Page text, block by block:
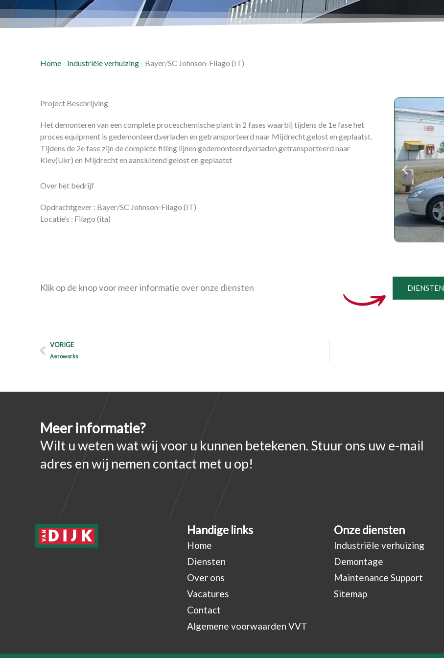
Home - Industriële verhuizing - Bayer/SC Johnson-Filago (IT)
Project Beschrijving
Het demonteren van een complete proceschemische plant in 2 fases waarbij tijdens de 1e fase het
proces equipment is gedemonteerd,verladen en getransporteerd naar Mijdrecht,gelost en geplaatst.
Tijdens de 2e fase zijn de complete filling lijnen gedemonteerd,verladen,getransporteerd naar
Kiev(Ukr) en Mijdrecht en aansluitend gelost en geplaatst
Over het bedrijf
Opdrachtgever : Bayer/SC Johnson-Filago (IT)
Locatie’s : Filago (ita)
Klik op de knop voor meer informatie over onze diensten DIENSTEN
Prev
VORIGE
Aeroworks
Meer informatie?
Wilt u weten wat wij voor u kunnen betekenen. Stuur ons uw e-mail
adres en wij nemen contact met u op!
Handige links
Home
Diensten
Over ons
Vacatures
Contact
Algemene voorwaarden VVT
Onze diensten
Industriële verhuizing
Demontage
Maintenance Support
Sitemap